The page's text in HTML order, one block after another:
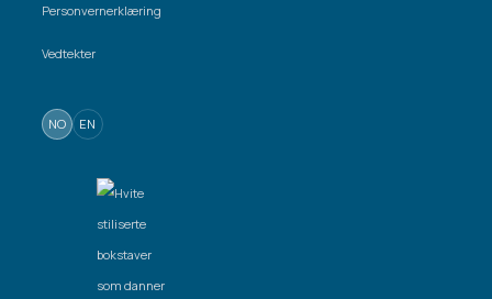
Personvernerklæring
Vedtekter
NO EN